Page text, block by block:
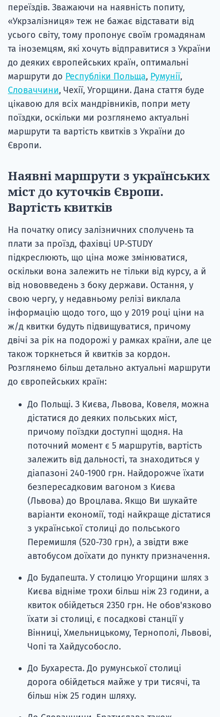
переїздів. Зважаючи на наявність попиту,
«Укрзалізниця» теж не бажає відставати від
усього світу, тому пропонує своїм громадянам
та іноземцям, які хочуть відправитися з України
до деяких європейських країн, оптимальні
маршрути до Республіки Польща, Румунії,
Словаччини, Чехії, Угорщини. Дана стаття буде
цікавою для всіх мандрівників, попри мету
поїздки, оскільки ми розглянемо актуальні
маршрути та вартість квитків з України до
Європи.
Наявні маршрути з українських
міст до куточків Європи.
Вартість квитків
На початку опису залізничних сполучень та
плати за проїзд, фахівці UP-STUDY
підкреслюють, що ціна може змінюватися,
оскільки вона залежить не тільки від курсу, а й
від нововведень з боку держави. Остання, у
свою чергу, у недавньому релізі виклала
інформацію щодо того, що у 2019 році ціни на
ж/д квитки будуть підвищуватися, причому
двічі за рік на подорожі у рамках країни, але це
також торкнеться й квитків за кордон.
Розглянемо більш детально актуальні маршрути
до європейських країн:
До Польщі. З Києва, Львова, Ковеля, можна
дістатися до деяких польських міст,
причому поїздки доступні щодня. На
поточний момент є 5 маршрутів, вартість
залежить від дальності, та знаходиться у
діапазоні 240-1900 грн. Найдорожче їхати
безпересадковим вагоном з Києва
(Львова) до Вроцлава. Якщо Ви шукайте
варіанти економії, тоді найкраще дістатися
з української столиці до польського
Перемишля (520-730 грн), а звідти вже
автобусом доїхати до пункту призначення.
До Будапешта. У столицю Угорщини шлях з
Києва відніме трохи більш ніж 23 години, а
квиток обійдеться 2350 грн. Не обов'язково
їхати зі столиці, є посадкові станції у
Вінниці, Хмельницькому, Тернополі, Львові,
Чопі та Хайдусобосло.
До Бухареста. До румунської столиці
дорога обійдеться майже у три тисячі, та
більш ніж 25 годин шляху.